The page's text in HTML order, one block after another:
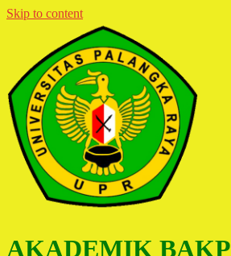
Skip to content
AKADEMIK BAKP